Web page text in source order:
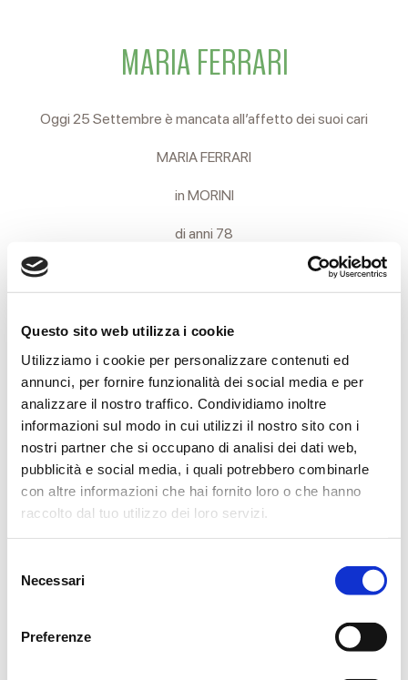
Questo sito web utilizza i cookie
Utilizziamo i cookie per personalizzare contenuti ed
annunci, per fornire funzionalità dei social media e per
analizzare il nostro traffico. Condividiamo inoltre
informazioni sul modo in cui utilizzi il nostro sito con i
nostri partner che si occupano di analisi dei dati web,
pubblicità e social media, i quali potrebbero combinarle
con altre informazioni che hai fornito loro o che hanno
raccolto dal tuo utilizzo dei loro servizi.
delNecessari
Preferenze
MARIA FERRARI
Oggi 25 Settembre è mancata all’affetto dei suoi cari
MARIA FERRARI
in MORINI
di anni 78
Ne danno il triste annuncio il marito, i figli, il genero, la nuora, i
I funerali si svolgeranno domani Lunedì 26 alle ore 16,00
partendo dall’Arcispedale Santa Maria Nuova, ove avranno
luogo le esequie, per il cimitero Nuovo di Coviolo, in attesa
della cremazione.
Si ringraziano anticipatamente coloro che interverranno alla
cerimonia.
CONDIVIDI